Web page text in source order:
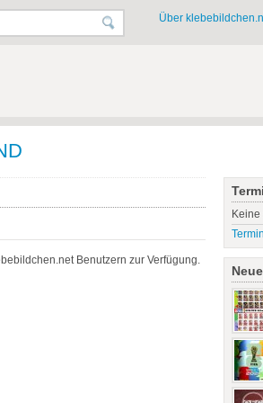
Über
Benutzern zur Verfügung.